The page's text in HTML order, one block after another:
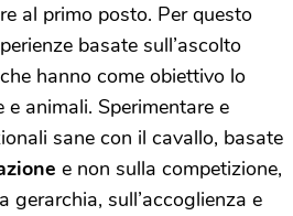
al primo posto. Per questo
basate sull’ascolto
hanno come obiettivo lo
animali. Sperimentare e
sane con il cavallo, basate
e non sulla competizione,
gerarchia, sull’accoglienza e